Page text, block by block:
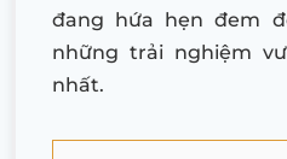
đang hứa hẹn đem
những trải nghiệm
nhất.